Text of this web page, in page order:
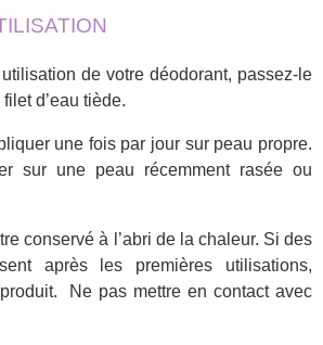
de votre déodorant, passez-le
d’eau tiède.
une fois par jour sur peau propre.
sur une peau récemment rasée ou
conservé à l’abri de la chaleur. Si des
après les premières utilisations,
Ne pas mettre en contact avec